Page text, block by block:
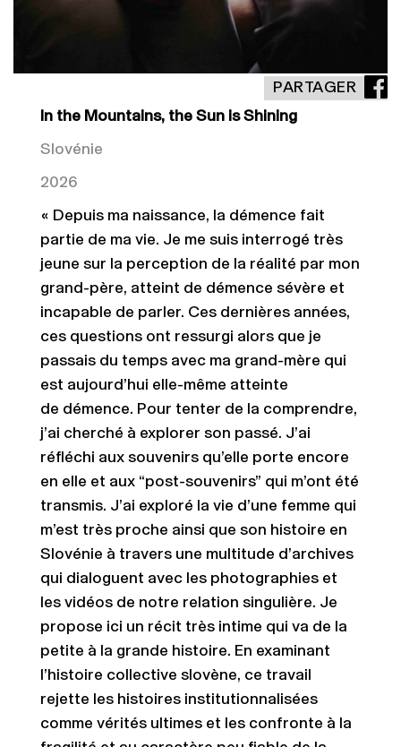
PARTAGER
In the Mountains, the Sun is Shining
Slovénie
2026
« Depuis ma naissance, la démence fait
partie de ma vie. Je me suis interrogé très
jeune sur la perception de la réalité par mon
grand-père, atteint de démence sévère et
incapable de parler. Ces dernières années,
ces questions ont ressurgi alors que je
passais du temps avec ma grand-mère qui
est aujourd’hui elle-même atteinte
de démence. Pour tenter de la comprendre,
j’ai cherché à explorer son passé. J’ai
réfléchi aux souvenirs qu’elle porte encore
en elle et aux “post-souvenirs” qui m’ont été
transmis. J’ai exploré la vie d’une femme qui
m’est très proche ainsi que son histoire en
Slovénie à travers une multitude d’archives
qui dialoguent avec les photographies et
les vidéos de notre relation singulière. Je
propose ici un récit très intime qui va de la
petite à la grande histoire. En examinant
l’histoire collective slovène, ce travail
rejette les histoires institutionnalisées
comme vérités ultimes et les confronte à la